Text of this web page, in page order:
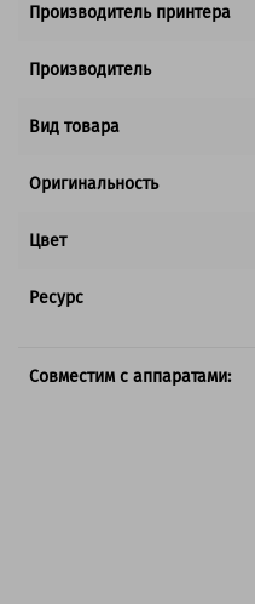
Производитель принтера
Производитель
Вид товара
Оригинальность
Цвет
Ресурс
Совместим с аппаратами: